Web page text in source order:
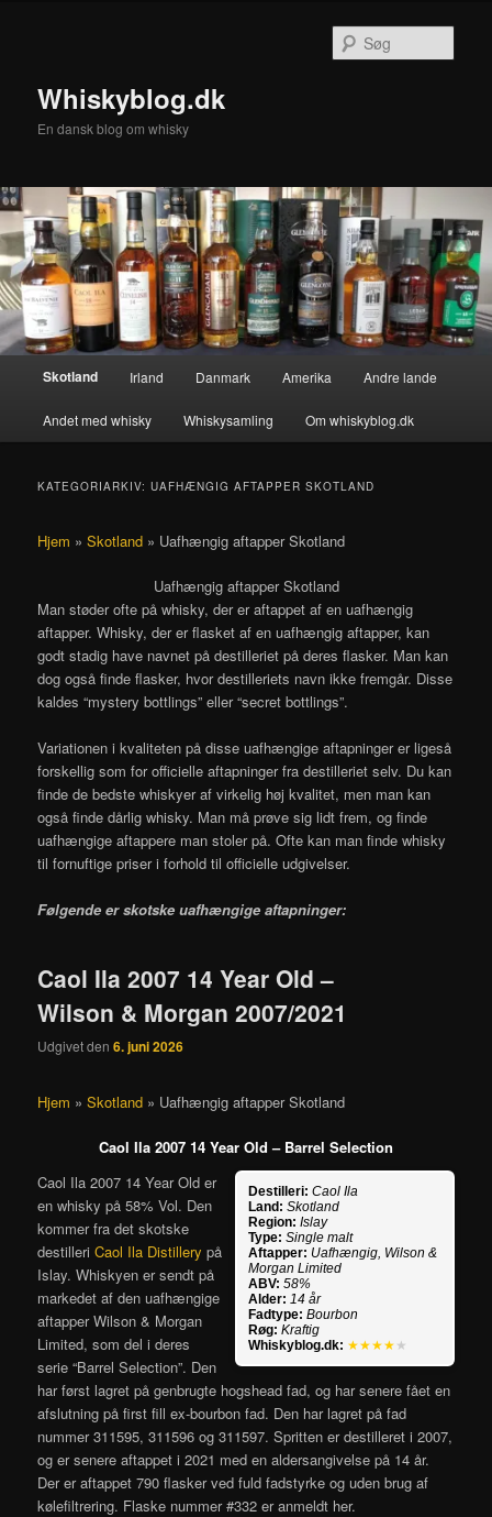
Whiskyblog.dk
En dansk blog om whisky
Hovedmenu
Skotland Irland Danmark Amerika Andre lande
Andet med whisky Whiskysamling Om whiskyblog.dk
KATEGORIARKIV:UAFHÆNGIG AFTAPPER SKOTLAND
Hjem »Skotland » Uafhængig aftapper Skotland
Uafhængig aftapper Skotland
Man støder ofte på whisky, der er aftappet af en uafhængig
aftapper. Whisky, der er flasket af en uafhængig aftapper, kan
godt stadig have navnet på destilleriet på deres flasker. Man kan
dog også finde flasker, hvor destilleriets navn ikke fremgår. Disse
kaldes “mystery bottlings” eller “secret bottlings”.
Variationen i kvaliteten på disse uafhængige aftapninger er ligeså
forskellig som for officielle aftapninger fra destilleriet selv. Du kan
finde de bedste whiskyer af virkelig høj kvalitet, men man kan
også finde dårlig whisky. Man må prøve sig lidt frem, og finde
uafhængige aftappere man stoler på. Ofte kan man finde whisky
til fornuftige priser i forhold til officielle udgivelser.
Følgende er skotske uafhængige aftapninger:
Caol Ila 2007 14 Year Old –
Wilson & Morgan 2007/2021
Udgivet den6. juni 2026
Hjem »Skotland » Uafhængig aftapper Skotland
Caol Ila 2007 14 Year Old – Barrel Selection
Destilleri: Caol Ila
Land: Skotland
Region: Islay
Type: Single malt
Aftapper: Uafhængig, Wilson &
Morgan Limited
ABV: 58%
Alder: 14 år
Fadtype: Bourbon
Røg: Kraftig
Whiskyblog.dk: ★★★★ ★
Caol Ila 2007 14 Year Old er
en whisky på 58% Vol. Den
kommer fra det skotske
destilleriCaol Ila Distillery på
Islay. Whiskyen er sendt på
markedet af den uafhængige
aftapper Wilson & Morgan
Limited, som del i deres
serie “Barrel Selection”. Den
har først lagret på genbrugte hogshead fad, og har senere fået en
afslutning på first fill ex-bourbon fad. Den har lagret på fad
nummer311595, 311596 og 311597.Spritten er destilleret i 2007,
og er senere aftappet i 2021 med en aldersangivelse på 14 år.
Der er aftappet 790 flasker ved fuld fadstyrke og uden brug af
kølefiltrering. Flaske nummer #332 er anmeldt her.